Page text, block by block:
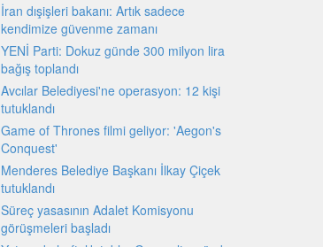
İran dışişleri bakanı: Artık sadece
kendimize güvenme zamanı
YENİ Parti: Dokuz günde 300 milyon lira
bağış toplandı
Avcılar Belediyesi'ne operasyon: 12 kişi
tutuklandı
Game of Thrones filmi geliyor: 'Aegon's
Conquest'
Menderes Belediye Başkanı İlkay Çiçek
tutuklandı
Süreç yasasının Adalet Komisyonu
görüşmeleri başladı